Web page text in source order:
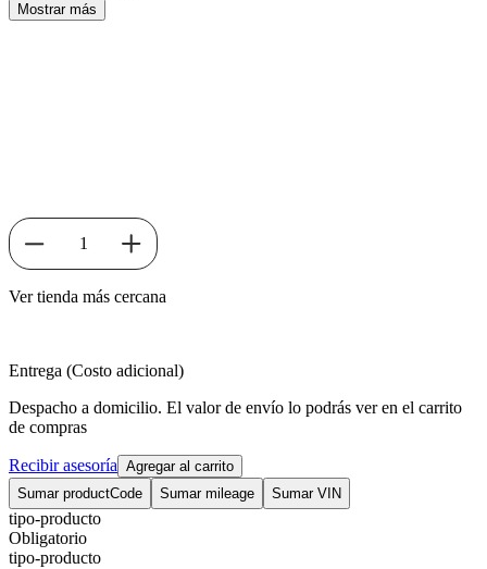
Mostrar más
1
Ver tienda más cercana
Entrega (Costo adicional)
Despacho a domicilio. El valor de envío lo podrás ver en el carrito
de compras
Recibir asesoría Agregar al carrito
Sumar productCode
Sumar mileage Sumar VIN
tipo-producto
Obligatorio
tipo-producto